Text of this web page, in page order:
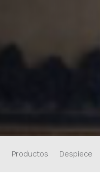
Productos Despiece